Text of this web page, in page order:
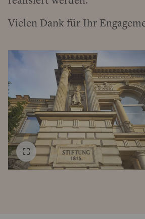
Vielen Dank für Ihr